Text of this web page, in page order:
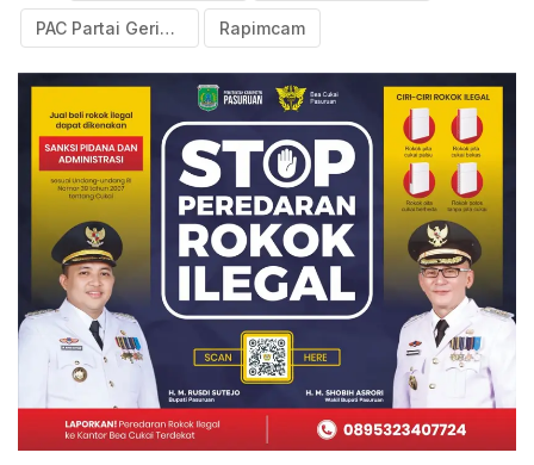
PAC Partai Gerindra Pasuruan Rapimcam